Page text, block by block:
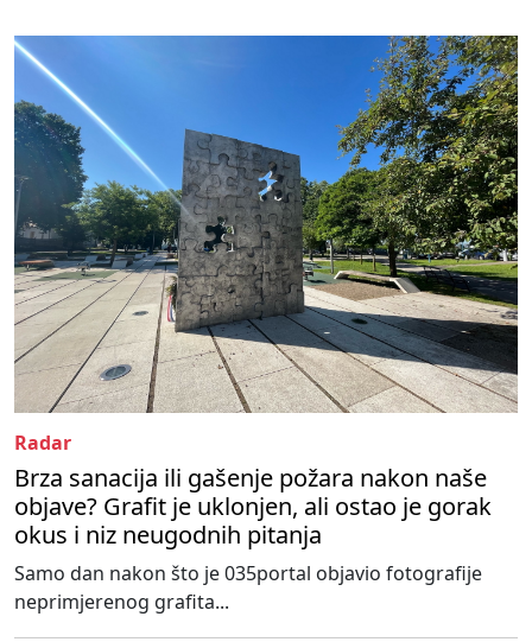
Radar
Brza sanacija ili gašenje požara nakon naše
objave? Grafit je uklonjen, ali ostao je gorak
okus i niz neugodnih pitanja
Samo dan nakon što je 035portal objavio fotografije
neprimjerenog grafita...